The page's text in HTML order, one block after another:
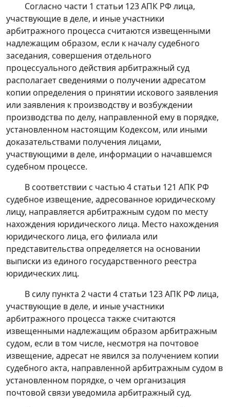
Согласно части 1 статьи 123АПК РФ лица,
участвующие в деле, и иные участники
арбитражного процесса считаются извещенными
надлежащим образом, если к началу судебного
заседания, совершения отдельного
процессуального действия арбитражный суд
располагает сведениями о получении адресатом
копии определения о принятии искового заявления
или заявления к производству и возбуждении
производства по делу, направленной ему в порядке,
установленном настоящим Кодексом, или иными
доказательствами получения лицами,
участвующими в деле, информации о начавшемся
судебном процессе.
В соответствии с частью 4 статьи 121 АПК РФ
судебное извещение, адресованное юридическому
лицу, направляется арбитражным судом по месту
нахождения юридического лица. Место нахождения
юридического лица, его филиала или
представительства определяется на основании
выписки из единого государственного реестра
юридических лиц.
В силу пункта 2 части 4 статьи 123АПК РФ лица,
участвующие в деле, и иные участники
арбитражного процесса также считаются
извещенными надлежащим образом арбитражным
судом, если в том числе, несмотря на почтовое
извещение, адресат не явился за получением копии
судебного акта, направленной арбитражным судом в
установленном порядке, о чем организация
почтовой связи уведомила арбитражный суд.